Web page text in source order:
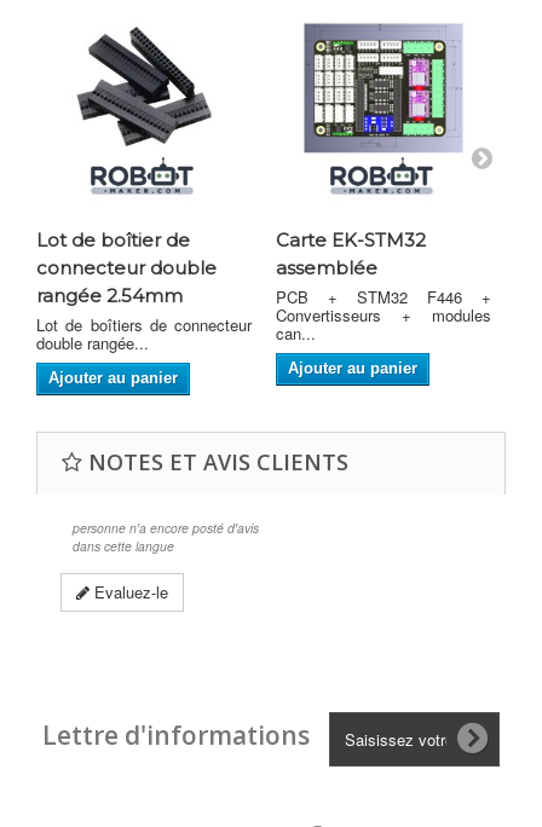
Lot de boîtier de
connecteur double
rangée 2.54mm
Lot de boîtiers de connecteur
double rangée...
Ajouter au panier
Carte EK-STM32
assemblée
PCB + STM32 F446 +
Convertisseurs + modules
can...
Ajouter au panier
NOTES ET AVIS CLIENTS
personne n'a encore posté d'avis
dans cette langue
Evaluez-le
Lettre d'informations